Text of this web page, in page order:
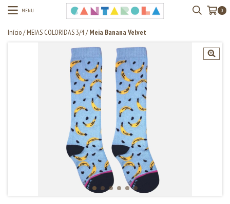
MENU 0
Início/ MEIAS COLORIDAS 3/4/ Meia Banana Velvet